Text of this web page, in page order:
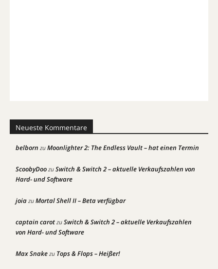
Neueste Kommentare
belborn zuMoonlighter 2: The Endless Vault – hat einen Termin
ScoobyDoozuSwitch & Switch 2 – aktuelle Verkaufszahlen von
Hard- und Software
joiazuMortal Shell II – Beta verfügbar
captain carotzuSwitch & Switch 2 – aktuelle Verkaufszahlen
von Hard- und Software
Max Snakezu Tops & Flops – Heißer!